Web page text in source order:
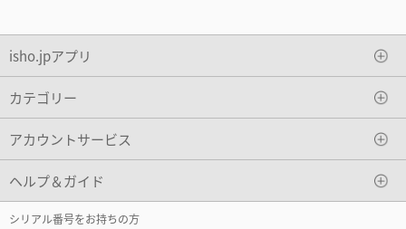
isho.jpアプリ
カテゴリー
アカウントサービス
ヘルプ＆ガイド
シリアル番号をお持ちの方